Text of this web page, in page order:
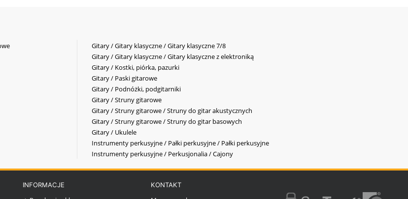
Gitary / Gitary klasyczne / Gitary klasyczne 7/8
Gitary / Gitary klasyczne / Gitary klasyczne z elektroniką
Gitary / Kostki, piórka, pazurki
Gitary / Paski gitarowe
Gitary / Podnóżki, podgitarniki
Gitary / Struny gitarowe
Gitary / Struny gitarowe / Struny do gitar akustycznych
Gitary / Struny gitarowe / Struny do gitar basowych
Gitary / Ukulele
Instrumenty perkusyjne / Pałki perkusyjne / Pałki perkusyjne
Instrumenty perkusyjne / Perkusjonalia / Cajony
INFORMACJE KONTAKT